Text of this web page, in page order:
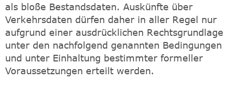
als bloße Bestandsdaten. Auskünfte über
Verkehrsdaten dürfen daher in aller Regel nur
aufgrund einer ausdrücklichen Rechtsgrundlage
unter den nachfolgend genannten Bedingungen
und unter Einhaltung bestimmter formeller
Voraussetzungen erteilt werden.